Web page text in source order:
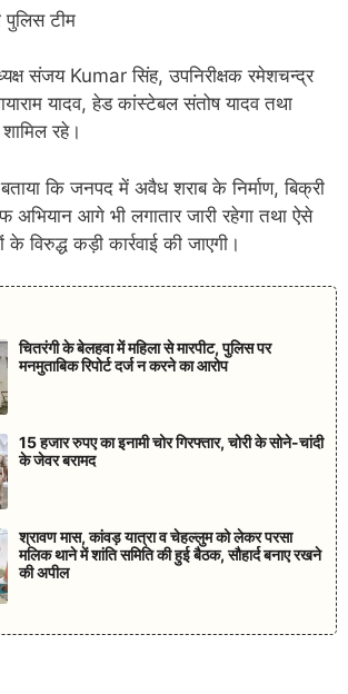
पुलिस टीम
संजय Kumar सिंह, उपनिरीक्षक रमेशचन्द्र
यादव, हेड कांस्टेबल संतोष यादव तथा
रहे।
कि जनपद में अवैध शराब के निर्माण, बिक्री
आगे भी लगातार जारी रहेगा तथा ऐसे
के विरुद्ध कड़ी कार्रवाई की जाएगी।
चितरंगी के बेलहवा में महिला से मारपीट, पुलिस पर
मनमुताबिक रिपोर्ट दर्ज न करने का आरोप
15 हजार रुपए का इनामी चोर गिरफ्तार, चोरी के सोने-चांदी
के जेवर बरामद
श्रावण मास, कांवड़ यात्रा व चेहल्लुम को लेकर परसा
मलिक थाने में शांति समिति की हुई बैठक, सौहार्द बनाए रखने
की अपील